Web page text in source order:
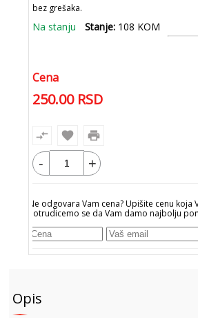
bez grešaka.
Na stanju Stanje: 108 KOM
Cena
250.00 RSD
compare_arrows favorite print
- +
Ne odgovara Vam cena? Upišite cenu koja
Potrudicemo se da Vam damo najbolju
Opis